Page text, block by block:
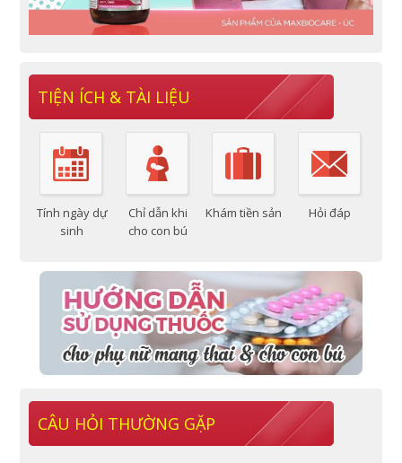
TIỆN ÍCH & TÀI LIỆU
Tính ngày dự
sinh
Chỉ dẫn khi
cho con bú
Khám tiền sản Hỏi đáp
CÂU HỎI THƯỜNG GẶP